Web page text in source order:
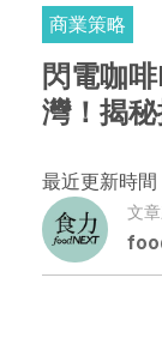
商業策略
閃電咖
灣！揭
最近更新時間
文